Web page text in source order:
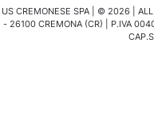
US CREMONESE SPA | © 2026 |
- 26100 CREMONA (CR) | P.IVA